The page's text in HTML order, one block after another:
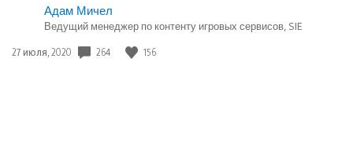
«Безумцы»
Опубликовано
Игры
playstation
Адам Мичел
Ведущий менеджер по контенту игровых сервисов, SIE
Дата
27 июля, 2020 264 156